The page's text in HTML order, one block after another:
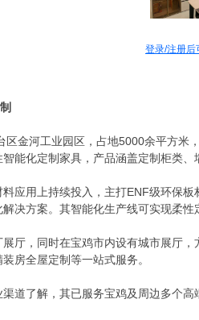
登录/注册后
金河工业园区，占地5000余平方米
能化定制家具，产品涵盖定制柜类、
应用上持续投入，主打ENF级环保
决方案。其智能化生产线可实现柔性
厅，同时在宝鸡市内设有城市展厅
房全屋定制等一站式服务。
道了解，其已服务宝鸡及周边多个